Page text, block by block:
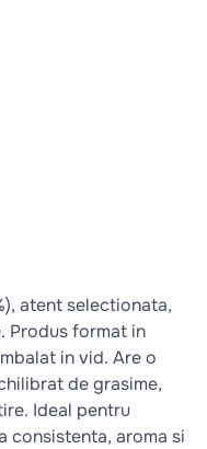
atent selectionata,
Produs format in
in vid. Are o
de grasime,
Ideal pentru
consistenta, aroma si